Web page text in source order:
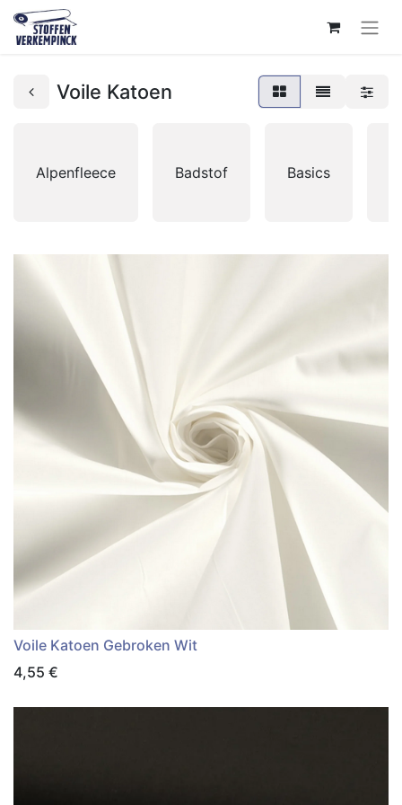
Voile Katoen
Alpenfleece Badstof Basics
Voile Katoen Gebroken Wit
4,55 €